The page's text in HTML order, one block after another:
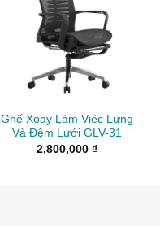
Ghế Xoay Làm Việc Lưng
Và Đệm Lưới GLV-31
2,800,000 ₫